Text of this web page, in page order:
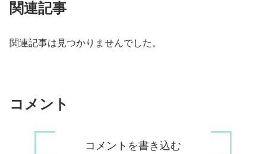
関連記事
関連記事は見つかりませんでした。
コメント
コメントを書き込む